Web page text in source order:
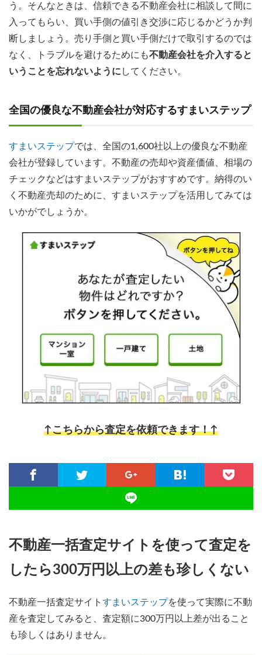
う。そんなときは、信頼できる不動産会社に相談して間に
入ってもらい、買い手側の値引き交渉に応じるかどうか判
断しましょう。売り手側と買い手側だけで取引するのでは
なく、トラブルを避けるためにも不動産会社を介入すると
いうことを忘れないように してください。
全国の優良な不動産会社が対応するすまいステップ
すまいステップでは、全国の1,600社以上の優良な不動産
会社が登録しています。不動産の売却や資産価値、相場の
チェックなどはすまいステップがおすすめです。納得のい
く不動産売却のために、すまいステップを活用してみては
いかがでしょうか。
↑こちらから査定を依頼できます！↑
不動産一括査定サイトを使って査定を
したら300万円以上の差も珍しくない
不動産一括査定サイト すまいステップを使って実際に不動
産を査定してみると、査定額に300万円以上差が出ること
も珍しくはありません。